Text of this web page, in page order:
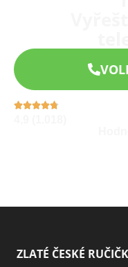
ZLATÉ ČESKÉ